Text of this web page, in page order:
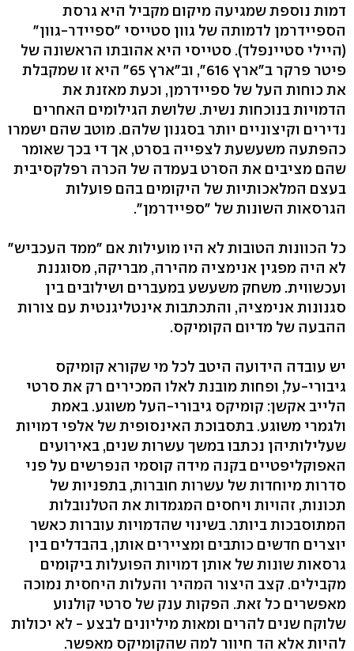
דמות נוספת שמגיעה מיקום מקביל היא גרסת
הספיידרמן לדמותה של גוון סטייסי "ספיידר-גוון"
(היילי סטיינפלד). סטייסי היא אהובתו הראשונה של
פיטר פרקר ב"ארץ 616", וב"ארץ 65" היא זו שמקבלת
את כוחות העל של ספיידרמן, וכעת מאזנת את
הדמויות בנוכחות נשית. שלושת הגילומים האחרים
נדירים וקיצוניים יותר בסגנון שלהם. מוטב שהם ישמרו
כהפתעה משעשעת לצפייה בסרט, אך די בכך שאומר
שהם מציבים את הסרט בעמדה של הכרה רפלקסיבית
בעצם המלאכותיות של היקומים בהם פועלות
הגרסאות השונות של "ספיידרמן".
כל הכוונות הטובות לא היו מועילות אם "ממד העכביש"
לא היה מפגין אנימציה מהירה, מבריקה, מסוגננת
ועכשווית. משחק משעשע במעברים ושילובים בין
סגנונות אנימציה, והתכתבות אינטליגנטית עם צורות
ההבעה של מדיום הקומיקס.
יש עובדה הידועה היטב לכל מי שקורא קומיקס
גיבורי-על, ופחות מובנת לאלו המכירים רק את סרטי
הלייב אקשן: קומיקס גיבורי-העל משוגע. באמת
ולגמרי משוגע. בתסבוכת האינסופית של אלפי דמויות
שעלילותיהן נכתבו במשך עשרות שנים, באירועים
האפוקליפטיים בקנה מידה קוסמי הנפרשים על פני
סדרות מיוחדות של עשרות חוברות, בתפניות של
תכונות, זהויות ויחסים המגמדות את הטלנובלות
המתוסבכות ביותר. בשינוי שהדמויות עוברות כאשר
יוצרים חדשים כותבים ומציירים אותן, בהבדלים בין
גרסאות שונות של אותן דמויות הפועלות ביקומים
מקבילים. קצב היצור המהיר והעלות היחסית נמוכה
מאפשרים כל זאת. הפקות ענק של סרטי קולנוע
שלוקח שנים להרים ומאות מיליונים לבצע - לא יכולות
להיות אלא הד חיוור למה שהקומיקס מאפשר.